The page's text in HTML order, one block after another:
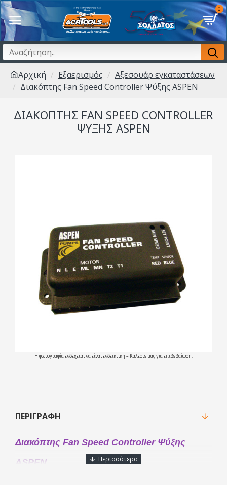
0
Αρχική Εξαερισμός
Αξεσουάρ εγκαταστάσεων
Διακόπτης Fan Speed Controller Ψύξης ASPEN
ΔΙΑΚΌΠΤΗΣ FAN SPEED CONTROLLER
ΨΎΞΗΣ ASPEN
Η φωτογραφία ενδέχεται να είναι ενδεικτική – Καλέστε μας για επιβεβαίωση.
ΠΕΡΙΓΡΑΦΉ
Διακόπτης Fan Speed Controller Ψύξης
ASPEN